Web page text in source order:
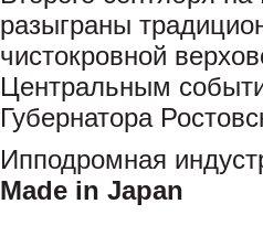
разыграны
чистокровной
Центральным
Губернатора
Ипподромная
Made in Japan